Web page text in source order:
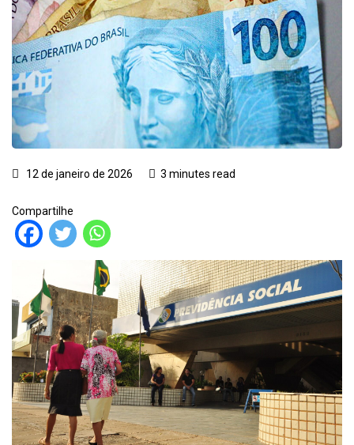
12 de janeiro de 2026 3 minutes read
Compartilhe